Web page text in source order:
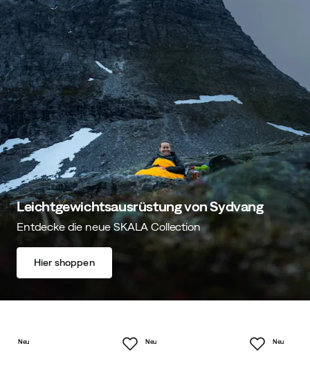
Leichtgewichtsausrüstung von Sydvang
Entdecke die neue SKALA Collection
Hier shoppen
Neu Neu Neu